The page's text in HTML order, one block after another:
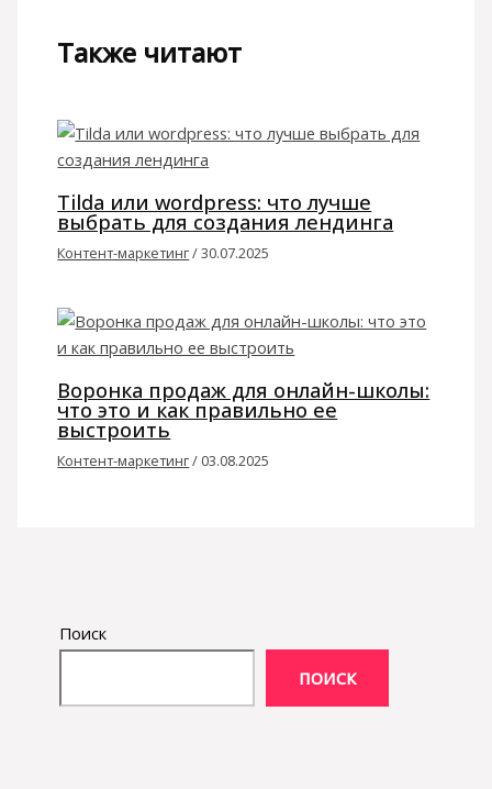
Также читают
Tilda или wordpress: что лучше
выбрать для создания лендинга
Контент-маркетинг/30.07.2025
Воронка продаж для онлайн-школы:
что это и как правильно ее
выстроить
Контент-маркетинг/ 03.08.2025
Поиск
ПОИСК